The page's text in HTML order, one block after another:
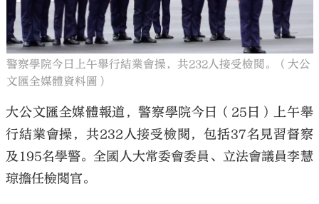
警察學院今日上午舉行結業會操，共232人接受檢閱。（大公
文匯全媒體資料圖）
大公文匯全媒體報道，警察學院今日（25日）上午舉
行結業會操，共232人接受檢閱，包括37名見習督察
及195名學警。全國人大常委會委員、立法會議員李慧
琼擔任檢閱官。